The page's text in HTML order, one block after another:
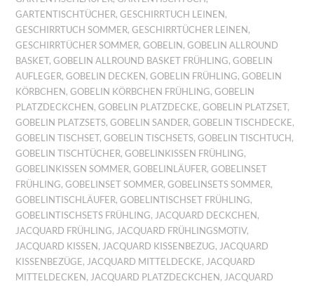
GARTENTISCHTÜCHER,GESCHIRRTUCH LEINEN ,
GESCHIRRTUCH SOMMER,GESCHIRRTÜCHER LEINEN ,
GESCHIRRTÜCHER SOMMER,GOBELIN ,GOBELIN ALLROUND
BASKET,GOBELIN ALLROUND BASKET FRÜHLING,GOBELIN
AUFLEGER,GOBELIN DECKEN ,GOBELIN FRÜHLING,GOBELIN
KÖRBCHEN ,GOBELIN KÖRBCHEN FRÜHLING,GOBELIN
PLATZDECKCHEN ,GOBELIN PLATZDECKE,GOBELIN PLATZSET,
GOBELIN PLATZSETS,GOBELIN SANDER,GOBELIN TISCHDECKE,
GOBELIN TISCHSET,GOBELIN TISCHSETS,GOBELIN TISCHTUCH ,
GOBELIN TISCHTÜCHER,GOBELINKISSEN FRÜHLING,
GOBELINKISSEN SOMMER,GOBELINLÄUFER,GOBELINSET
FRÜHLING,GOBELINSET SOMMER,GOBELINSETS SOMMER,
GOBELINTISCHLÄUFER,GOBELINTISCHSET FRÜHLING,
GOBELINTISCHSETS FRÜHLING, JACQUARD DECKCHEN ,
JACQUARD FRÜHLING, JACQUARD FRÜHLINGSMOTIV,
JACQUARD KISSEN , JACQUARD KISSENBEZUG, JACQUARD
KISSENBEZÜGE, JACQUARD MITTELDECKE, JACQUARD
MITTELDECKEN , JACQUARD PLATZDECKCHEN , JACQUARD